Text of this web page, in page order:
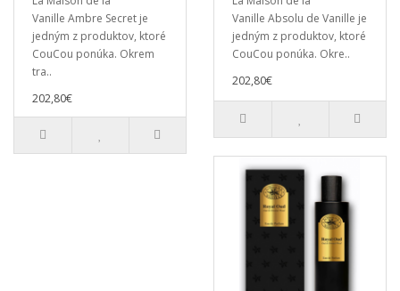
Vanille Ambre Secret je
jedným z produktov, ktoré
CouCou ponúka. Okrem
tra..
202,80€
Vanille Absolu de Vanille je
jedným z produktov, ktoré
CouCou ponúka. Okre..
202,80€